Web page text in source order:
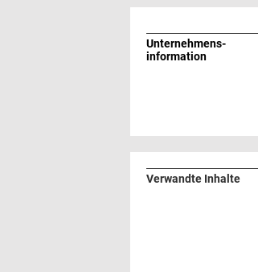
Unternehmens­
information
Verwandte Inhalte